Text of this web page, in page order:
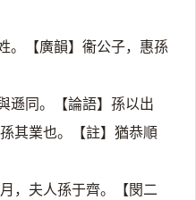
。【廣韻】衞公子，惠孫
遜同。【論語】孫以出
其業也。【註】猶恭順
，夫人孫于齊。【閔二